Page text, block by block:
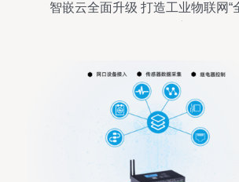
智嵌云全面升级 打造工业物联网“